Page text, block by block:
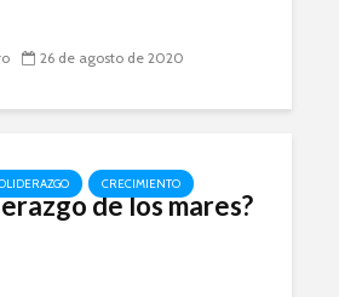
26 de agosto de 2020
CRECIMIENTO
de los mares?